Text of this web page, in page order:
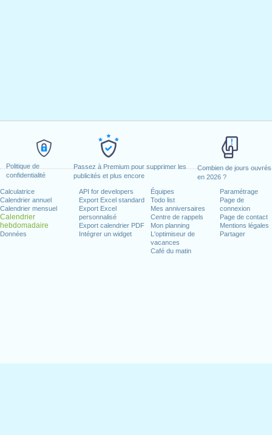
Politique de
confidentialité
Passez à Premium pour supprimer les
publicités et plus encore
Combien de jours ouvrés
en 2026 ?
Calculatrice
Calendrier annuel
Calendrier mensuel
Calendrier
hebdomadaire
Données
API for developers
Export Excel standard
Export Excel
personnalisé
Export calendrier PDF
Intégrer un widget
Équipes
Todo list
Mes anniversaires
Centre de rappels
Mon planning
L'optimiseur de
vacances
Café du matin
Paramétrage
Page de
connexion
Page de contact
Mentions légales
Partager